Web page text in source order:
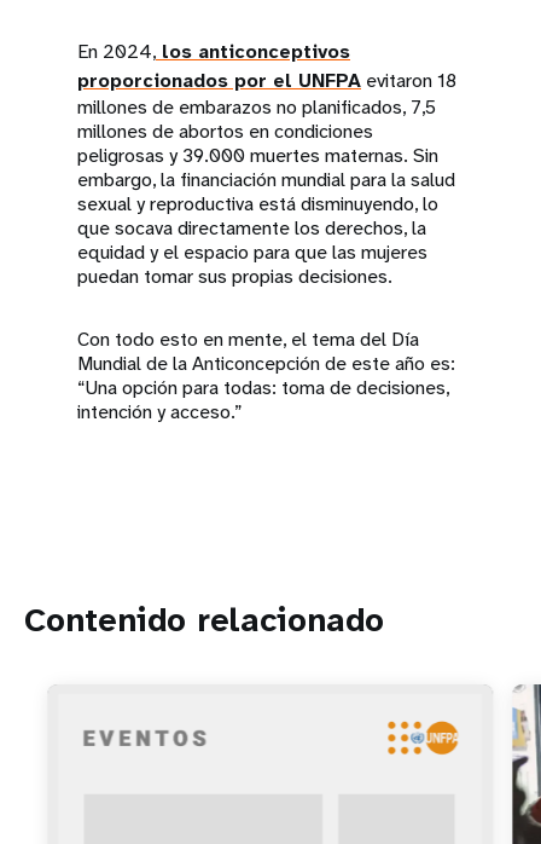
En 2024, los anticonceptivos
proporcionados por el UNFPA evitaron 18
millones de embarazos no planificados, 7,5
millones de abortos en condiciones
peligrosas y 39.000 muertes maternas. Sin
embargo, la financiación mundial para la salud
sexual y reproductiva está disminuyendo, lo
que socava directamente los derechos, la
equidad y el espacio para que las mujeres
puedan tomar sus propias decisiones.
Con todo esto en mente, el tema del Día
Mundial de la Anticoncepción de este año es:
“Una opción para todas: toma de decisiones,
intención y acceso.”
Contenido relacionado